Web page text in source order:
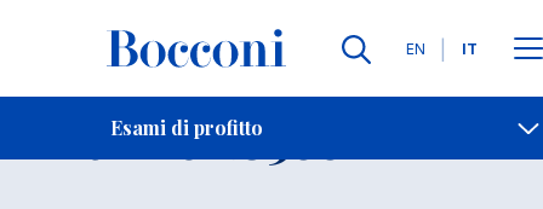
Lingue
EN IT
Esami di profitto
Contatti
Esame 20566 Open